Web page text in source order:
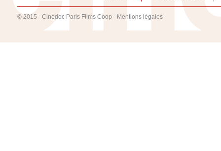
© 2015 - Cinédoc Paris Films Coop - Mentions légales